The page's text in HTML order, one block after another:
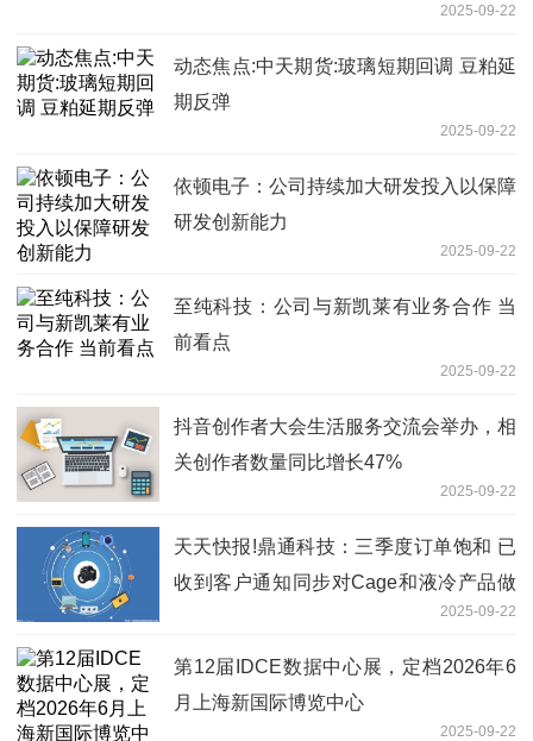
2025-09-22
动态焦点:中天期货:玻璃短期回调 豆粕延
期反弹
2025-09-22
依顿电子：公司持续加大研发投入以保障
研发创新能力
2025-09-22
至纯科技：公司与新凯莱有业务合作 当
前看点
2025-09-22
抖音创作者大会生活服务交流会举办，相
关创作者数量同比增长47%
2025-09-22
天天快报!鼎通科技：三季度订单饱和 已
收到客户通知同步对Cage和液冷产品做
2025-09-22
第12届IDCE数据中心展，定档2026年6
月上海新国际博览中心
2025-09-22